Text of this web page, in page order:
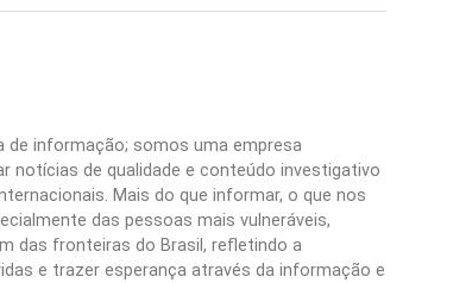
de informação; somos uma empresa
notícias de qualidade e conteúdo investigativo
Mais do que informar, o que nos
das pessoas mais vulneráveis,
das fronteiras do Brasil, refletindo a
e trazer esperança através da informação e